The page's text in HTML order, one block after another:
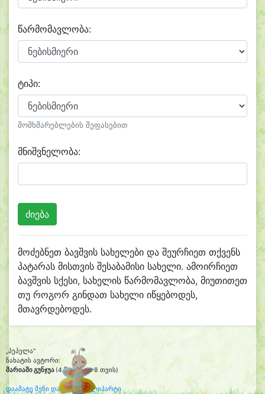
წარმომავლობა:
ტიპი:
მომხმარებლების შეფასებით
მნიშვნელობა:
მოძებნეთ ბავშვის სახელები და შეურჩიეთ თქვენს
პატარას მისთვის შესაბამისი სახელი. ამოირჩიეთ
ბავშვის სქესი, სახელის წარმომავლობა, მიუთითეთ
თუ როგორ გინდათ სახელი იწყებოდეს,
მთავრდებოდეს.
„პეპელა“
ნახატის ავტორი:
მარიამი გუნჯუა (4 წლის და 8 თვის)
დაამატე შენი დახატული კლიპარტი